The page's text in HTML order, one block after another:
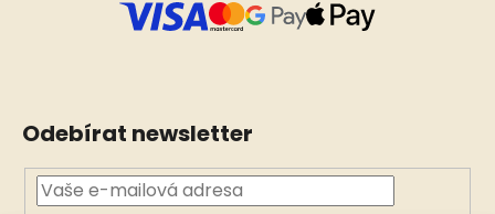
Odebírat newsletter